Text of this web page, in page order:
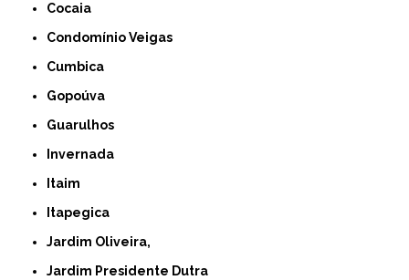
Cocaia
Condomínio Veigas
Cumbica
Gopoúva
Guarulhos
Invernada
Itaim
Itapegica
Jardim Oliveira,
Jardim Presidente Dutra